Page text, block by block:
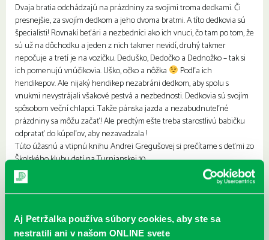
Aj Petržalka používa súbory cookies, aby ste sa
nestratili ani v našom ONLINE svete
Dvaja bratia odchádzajú na prázdniny za svojimi troma dedkami. Či
presnejšie, za svojím dedkom a jeho dvoma bratmi. A títo dedkovia sú
špecialisti! Rovnakí beťári a nezbedníci ako ich vnuci, čo tam po tom, že
sú už na dôchodku a jeden z nich takmer nevidí, druhý takmer
nepočuje a tretí je na vozíčku. Deduško, Dedočko a Dednožko – tak si
ich pomenujú vnúčikovia. Uško, očko a nôžka
Podľa ich
hendikepov. Ale nijaký hendikep nezabráni dedkom, aby spolu s
vnukmi nevystrájali všakové pestvá a nezbednosti. Dedkovia sú svojím
spôsobom veční chlapci. Takže pánska jazda a nezabudnuteľné
prázdniny sa môžu začať! Ale predtým ešte treba starostlivú babičku
odpratať do kúpeľov, aby nezavadzala !
Túto úžasnú a vtipnú knihu Andrei Gregušovej si prečítame s deťmi zo
Školského klubu detí na Turnianskej 10
Najbližšie podujatia
Čítame ušami. Audioknihy v
DNES